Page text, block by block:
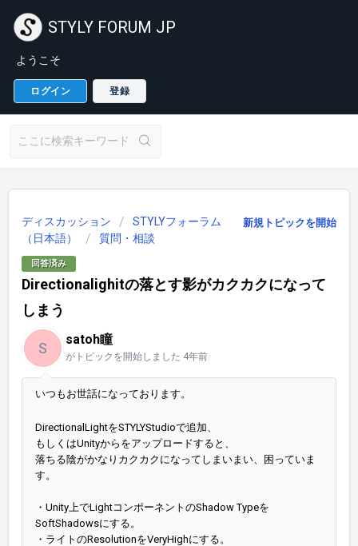
STYLY FORUM JP
ようこそ
ログイン 登録
新規トピックを開始
ディスカッション
STYLYフォーラム
（日本語）
質問・相談
回答済み
Directionalighitの落とす影がカクカクになって
しまう
S
satoh瞳
がトピックを開始しました 4年前
いつもお世話になっております。
DirectionalLightをSTYLYStudioで追加、
もしくはUnityからをアップロードすると、
落ちる陰がかなりカクカクになってしまいまい、困っていま
す。
・Unity上でLightコンポーネントのShadow Typeを
SoftShadowsにする。
・ライトのResolutionをVeryHighにする。